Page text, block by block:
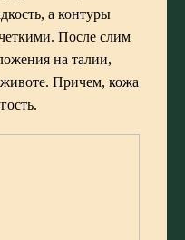
а контуры
После слим
на талии,
Причем, кожа